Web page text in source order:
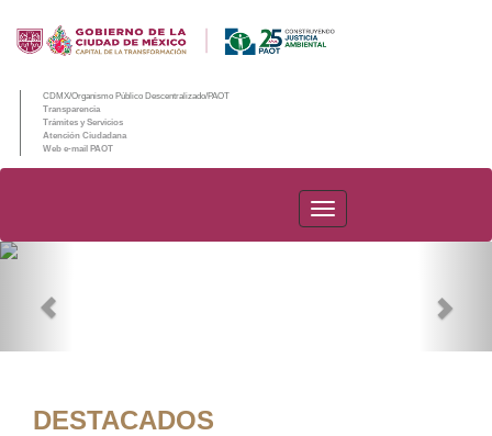
CDMX/Organismo Público Descentralizado/PAOT
Transparencia
Trámites y Servicios
Atención Ciudadana
Web e-mail PAOT
PAOT
DESTACADOS